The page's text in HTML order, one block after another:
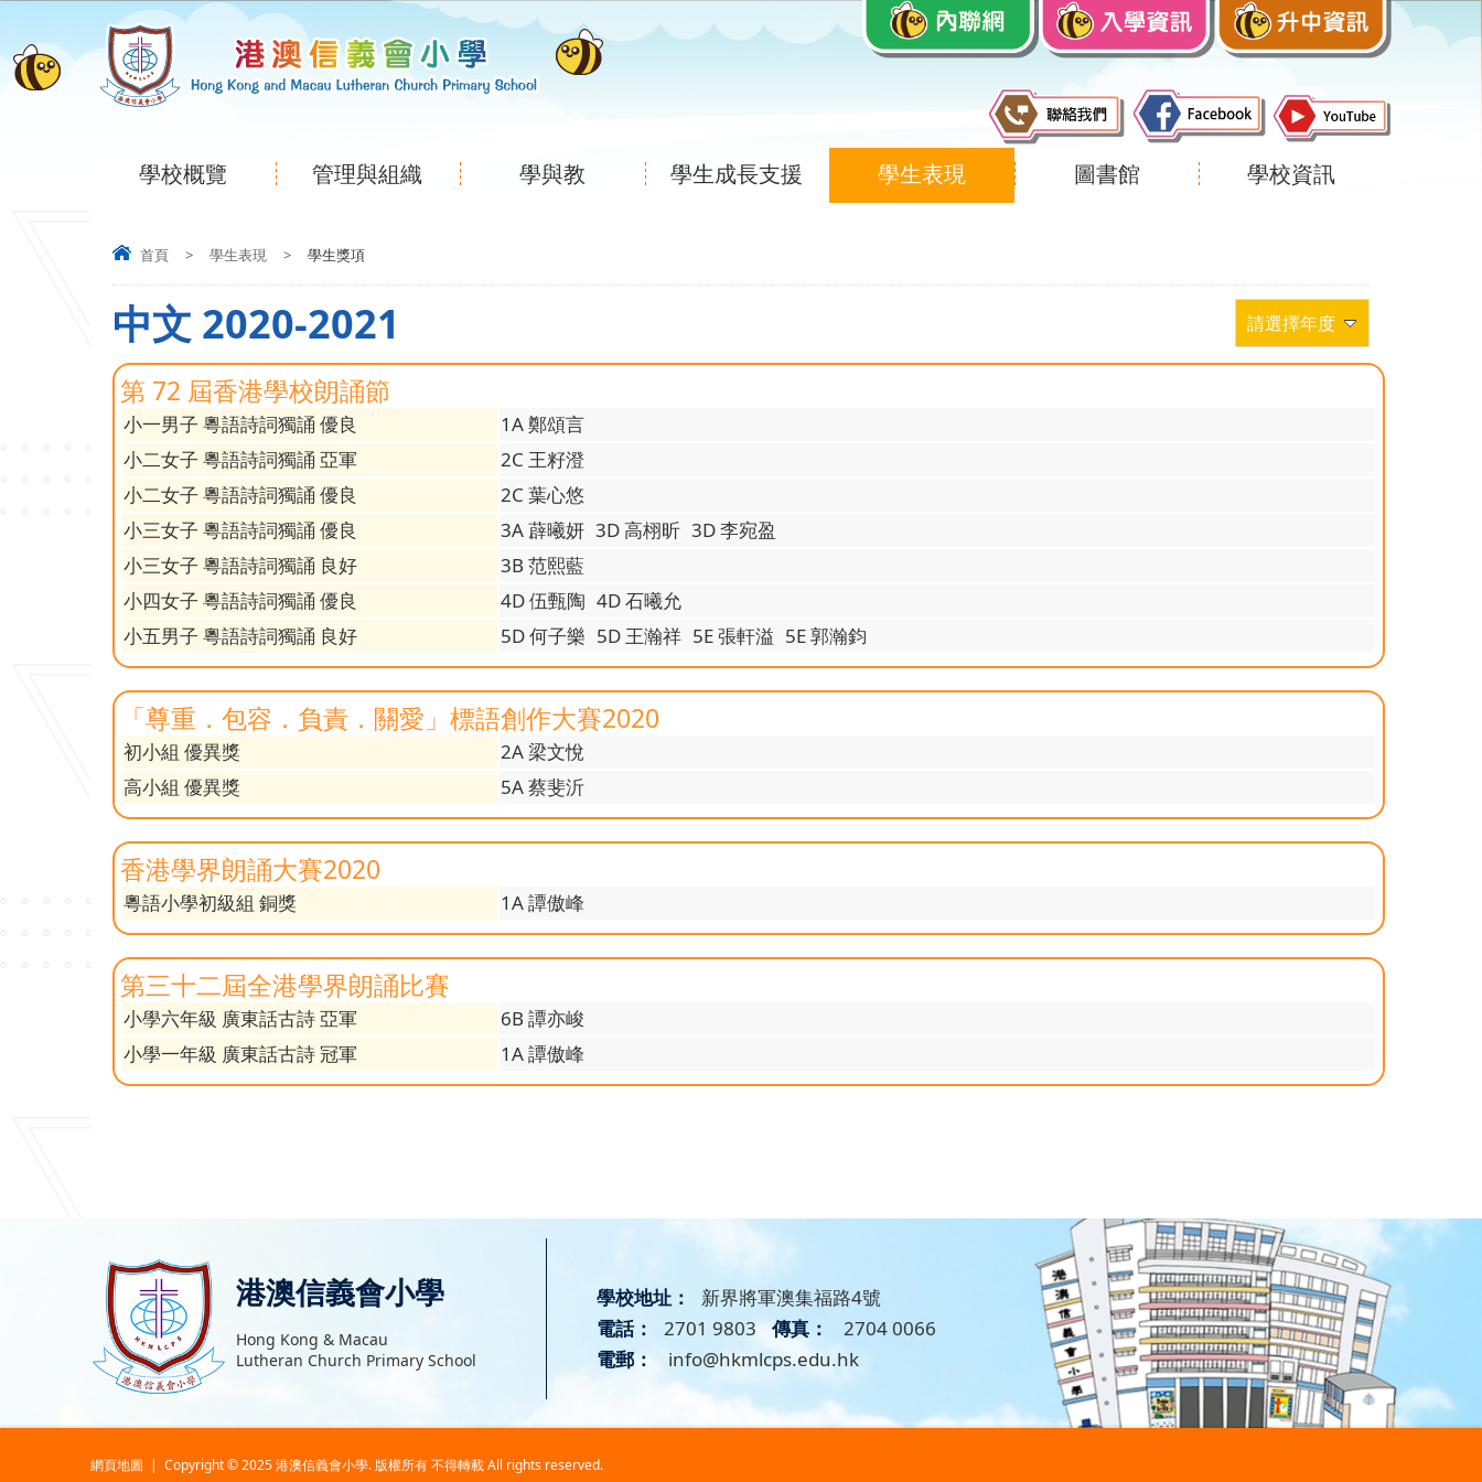
學校概覽 管理與組織 學與教 學生成長支援 學生表現 圖書館 學校資訊
首頁 > 學生表現 > 學生獎項
請選擇年度
中文 2020-2021
第 72 屆香港學校朗誦節
小一男子 粵語詩詞獨誦 優良
1A 鄭頌言
小二女子 粵語詩詞獨誦 亞軍
2C 王籽澄
小二女子 粵語詩詞獨誦 優良
2C 葉心悠
小三女子 粵語詩詞獨誦 優良
3A 薜曦妍 3D 高栩昕 3D 李宛盈
小三女子 粵語詩詞獨誦 良好
3B 范熙藍
小四女子 粵語詩詞獨誦 優良
4D 伍甄陶 4D 石曦允
小五男子 粵語詩詞獨誦 良好
5D 何子樂 5D 王瀚祥 5E 張軒溢 5E 郭瀚鈞
「尊重．包容．負責．關愛」標語創作大賽2020
初小組 優異獎
2A 梁文悅
高小組 優異獎
5A 蔡斐沂
香港學界朗誦大賽2020
粵語小學初級組 銅獎 1A 譚傲峰
第三十二屆全港學界朗誦比賽
小學六年級 廣東話古詩 亞軍
6B 譚亦峻
小學一年級 廣東話古詩 冠軍
1A 譚傲峰
港澳信義會小學
Hong Kong & Macau
Lutheran Church Primary School
學校地址：
新界將軍澳集福路4號
電話：
2701 9803 傳真：
2704 0066
電郵：
info@hkmlcps.edu.hk
網頁地圖 | Copyright © 2025 港澳信義會小學. 版權所有 不得轉載 All rights reserved.